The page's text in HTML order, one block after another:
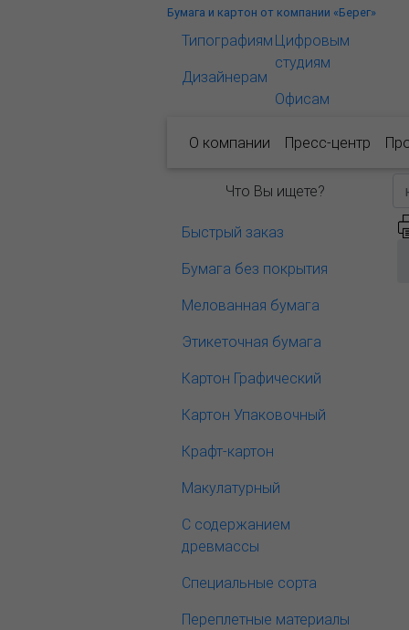
Бумага и картон от компании «Берег»
Типографиям
Дизайнерам
Цифровым
студиям
Офисам
О компании Пресс-центр
Что Вы ищете?
Быстрый заказ
Бумага без покрытия
Мелованная бумага
Этикеточная бумага
Картон Графический
Картон Упаковочный
Крафт-картон
Макулатурный
С содержанием
древмассы
Специальные сорта
Переплетные материалы